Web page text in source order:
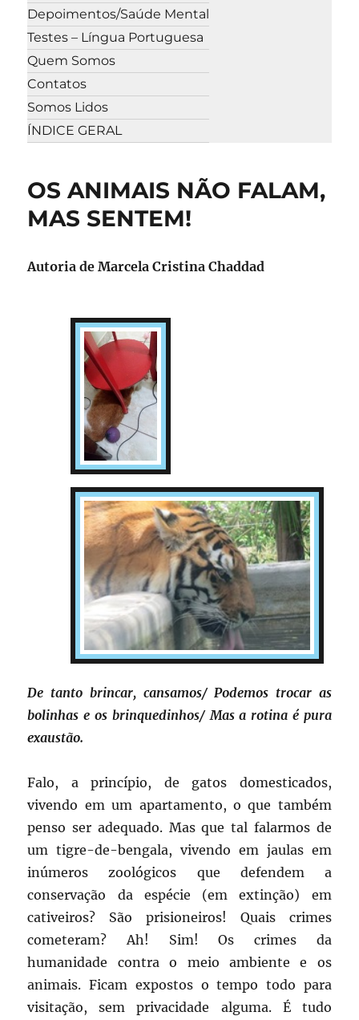
Depoimentos/Saúde Mental
Testes – Língua Portuguesa
Quem Somos
Contatos
Somos Lidos
ÍNDICE GERAL
OS ANIMAIS NÃO FALAM,
MAS SENTEM!
Autoria de Marcela Cristina Chaddad
De tanto brincar, cansamos/ Podemos trocar as
bolinhas e os brinquedinhos/ Mas a rotina é pura
exaustão.
Falo, a princípio, de gatos domesticados,
vivendo em um apartamento, o que também
penso ser adequado. Mas que tal falarmos de
um tigre-de-bengala, vivendo em jaulas em
inúmeros zoológicos que defendem a
conservação da espécie (em extinção) em
cativeiros? São prisioneiros! Quais crimes
cometeram? Ah! Sim! Os crimes da
humanidade contra o meio ambiente e os
animais. Ficam expostos o tempo todo para
visitação, sem privacidade alguma. É tudo